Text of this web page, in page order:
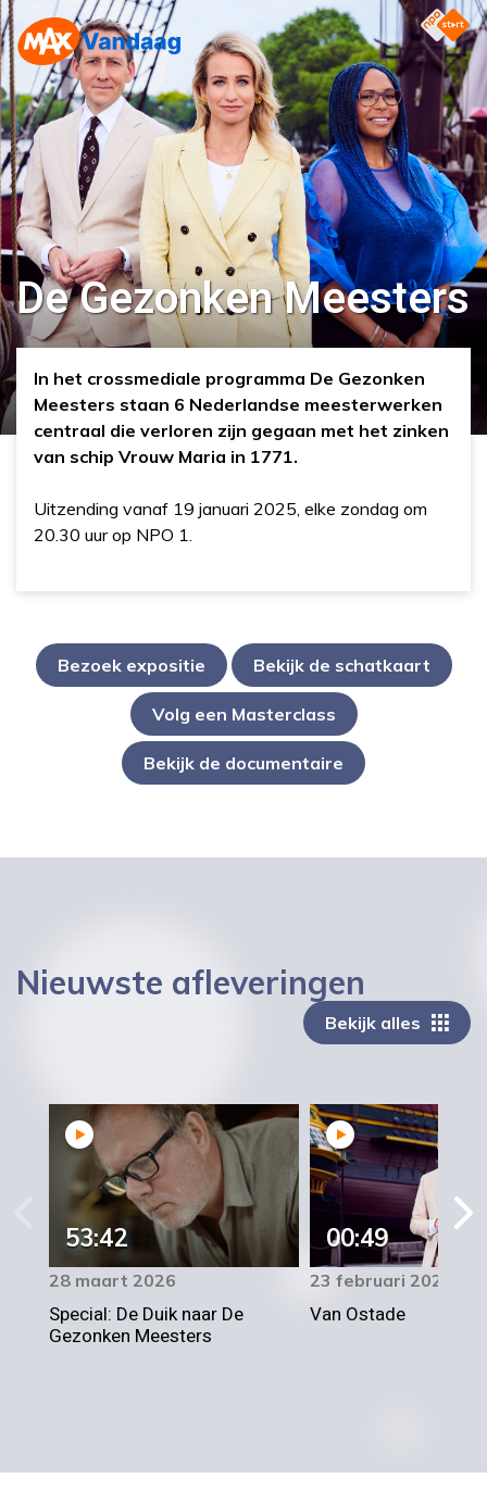
De Gezonken Meesters
In het crossmediale programma De Gezonken
Meesters staan 6 Nederlandse meesterwerken
centraal die verloren zijn gegaan met het zinken
van schip Vrouw Maria in 1771.
Uitzending vanaf 19 januari 2025, elke zondag om
20.30 uur op NPO 1.
Bezoek expositie Bekijk de schatkaart
Volg een Masterclass
Bekijk de documentaire
Nieuwste afleveringen
Bekijk alles
53:42
28 maart 2026
Special: De Duik naar De
Gezonken Meesters
00:49
23 februari 2025
Van Ostade